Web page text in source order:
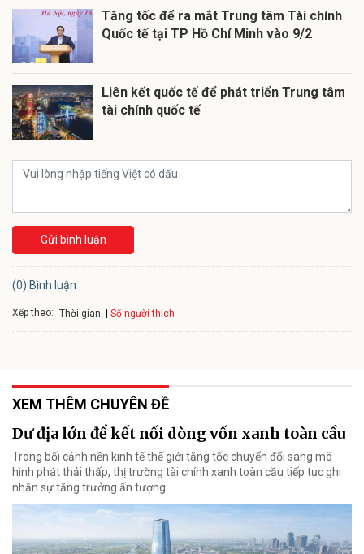
Tăng tốc để ra mắt Trung tâm Tài chính
Quốc tế tại TP Hồ Chí Minh vào 9/2
Liên kết quốc tế để phát triển Trung tâm
tài chính quốc tế
Gửi bình luận
(0) Bình luận
Xếp theo: Thời gian Số người thích
XEM THÊM CHUYÊN ĐỀ
Dư địa lớn để kết nối dòng vốn xanh toàn cầu
Trong bối cảnh nền kinh tế thế giới tăng tốc chuyển đổi sang mô
hình phát thải thấp, thị trường tài chính xanh toàn cầu tiếp tục ghi
nhận sự tăng trưởng ấn tượng.